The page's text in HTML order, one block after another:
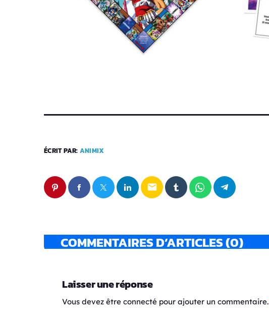
ÉCRIT PAR: ANIMIX
email
COMMENTAIRES D’ARTICLES (0)
Laisser une réponse
Vous devez être connecté pour ajouter un commentaire.